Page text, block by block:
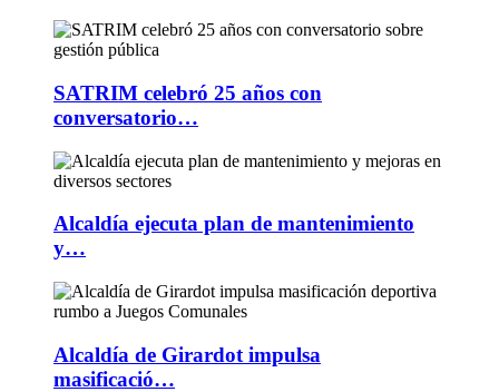
SATRIM celebró 25 años con
conversatorio…
Alcaldía ejecuta plan de mantenimiento
y…
Alcaldía de Girardot impulsa
masificació…